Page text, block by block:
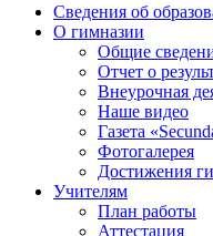
Сведения об
О гимназии
Общие
Отчет о
Внеурочная
Наше видео
Газета
Фотогалерея
Достижения
Учителям
План работы
Аттестация